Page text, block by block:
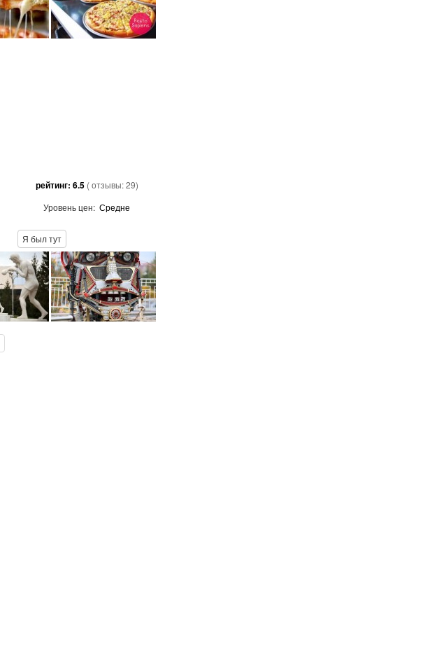
рейтинг: 6.5 ( отзывы:29)
Уровень цен: Средне
Я был тут